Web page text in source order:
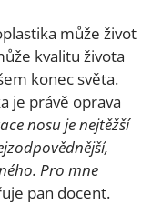
může život
kvalitu života
konec světa.
je právě oprava
nosu je nejtěžší
Pro mne
pan docent.